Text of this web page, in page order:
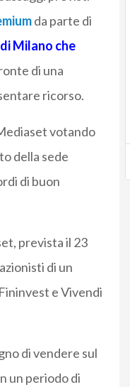
da parte di
Milano che
di una
ricorso.
votando
della sede
di buon
prevista il 23
di un
e Vivendi
di vendere sul
un periodo di